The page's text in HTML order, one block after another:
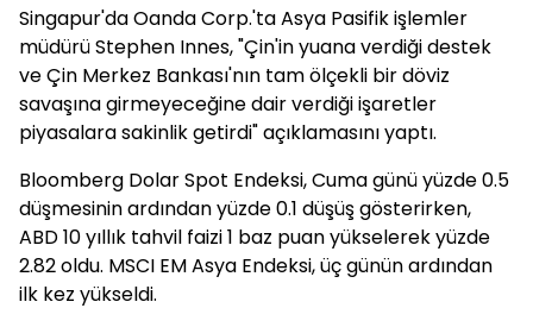
Singapur'da Oanda Corp.'ta Asya Pasifik işlemler
müdürü Stephen Innes, "Çin'in yuana verdiği destek
ve Çin Merkez Bankası'nın tam ölçekli bir döviz
savaşına girmeyeceğine dair verdiği işaretler
piyasalara sakinlik getirdi" açıklamasını yaptı.
Bloomberg Dolar Spot Endeksi, Cuma günü yüzde 0.5
düşmesinin ardından yüzde 0.1 düşüş gösterirken,
ABD 10 yıllık tahvil faizi 1 baz puan yükselerek yüzde
2.82 oldu. MSCI EM Asya Endeksi, üç günün ardından
ilk kez yükseldi.